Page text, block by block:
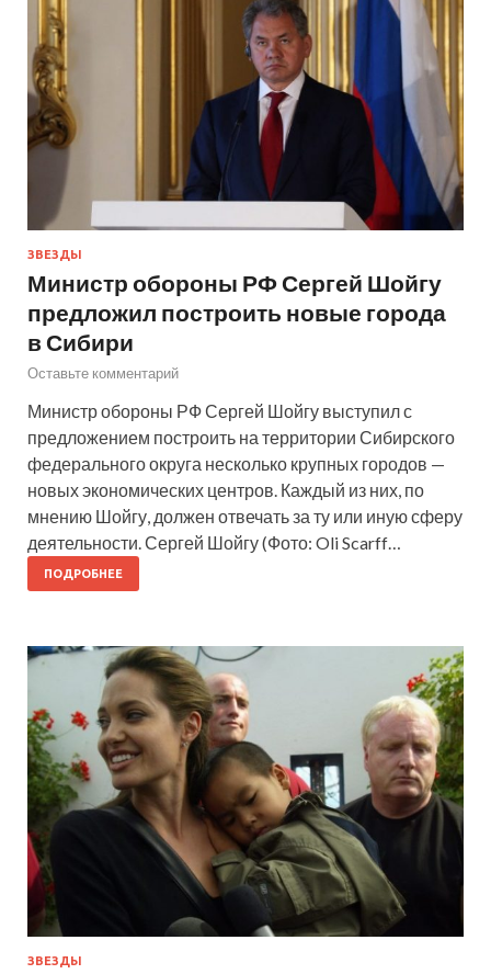
ЗВЕЗДЫ
Министр обороны РФ Сергей Шойгу
предложил построить новые города
в Сибири
Оставьте комментарий
Министр обороны РФ Сергей Шойгу выступил с
предложением построить на территории Сибирского
федерального округа несколько крупных городов —
новых экономических центров. Каждый из них, по
мнению Шойгу, должен отвечать за ту или иную сферу
деятельности. Сергей Шойгу (Фото: Oli Scarff…
ПОДРОБНЕЕ
ЗВЕЗДЫ